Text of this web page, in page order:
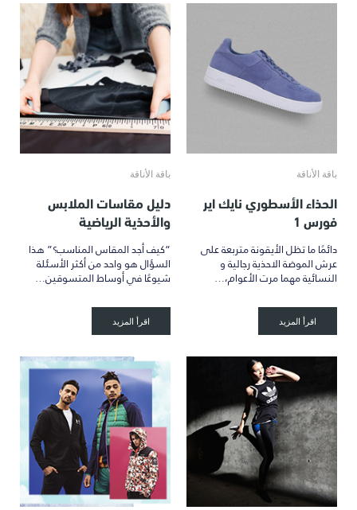
باقة الأناقة
الحذاء الأسطوري نايك اير
فورس 1
دائمًا ما تظل الأيقونة متربعة على
عرش الموضة الاحذية رجالية و
النسائية مهما مرت الأعوام،…
اقرأ المزيد
باقة الأناقة
دليل مقاسات الملابس
والأحذية الرياضية
“كيف أجد المقاس المناسب؟” هذا
السؤال هو واحد من أكثر الأسئلة
شيوعًا في أوساط المتسوقين…
اقرأ المزيد